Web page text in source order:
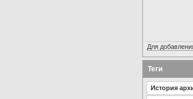
Для
Теги
История